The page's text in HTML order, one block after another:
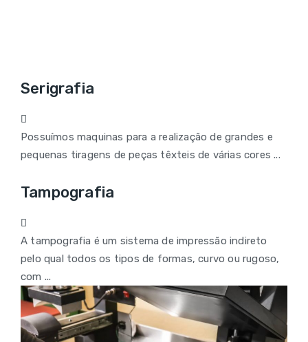
Serigrafia
Possuímos maquinas para a realização de grandes e
pequenas tiragens de peças têxteis de várias cores ...
Tampografia
A tampografia é um sistema de impressão indireto
pelo qual todos os tipos de formas, curvo ou rugoso,
com ...